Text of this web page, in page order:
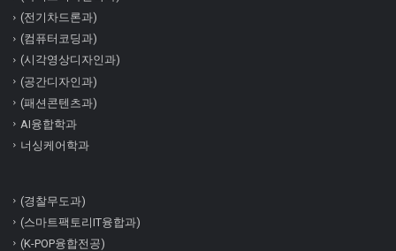
(전기차드론과)
(컴퓨터코딩과)
(시각영상디자인과)
(공간디자인과)
(패션콘텐츠과)
AI융합학과
너싱케어학과
(경찰무도과)
(스마트팩토리IT융합과)
(K-POP융합전공)